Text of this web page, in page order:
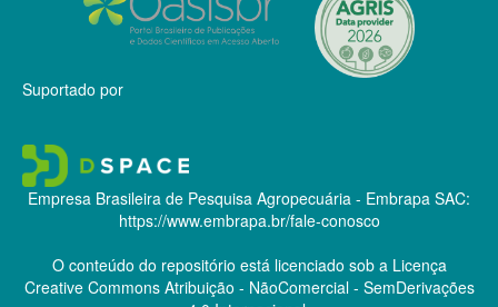
Suportado por
Empresa Brasileira de Pesquisa Agropecuária - Embrapa SAC:
https://www.embrapa.br/fale-conosco
O conteúdo do repositório está licenciado sob a Licença
Creative CommonsAtribuição - NãoComercial - SemDerivações